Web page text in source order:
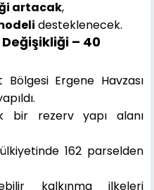
artacak,
desteklenecek.
– 40
Ergene Havzası
bir rezerv yapı alanı
162 parselden
kalkınma ilkeleri